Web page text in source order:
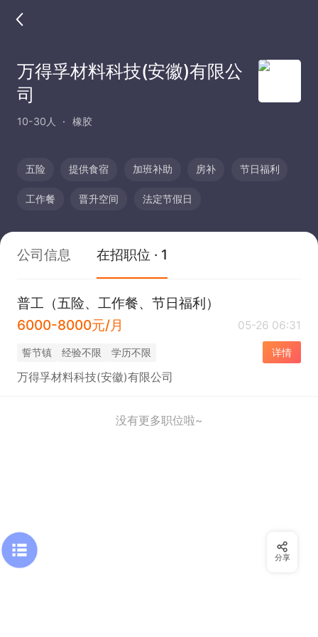
万得孚材料科技(安徽)有限公
司
10-30人 橡胶
五险 提供食宿 加班补助 房补 节日福利
工作餐 晋升空间 法定节假日
公司信息 在招职位 · 1
普工（五险、工作餐、节日福利）
6000-8000元/月
05-26 06:31
誓节镇 经验不限 学历不限 详情
万得孚材料科技(安徽)有限公司
没有更多职位啦~
分享